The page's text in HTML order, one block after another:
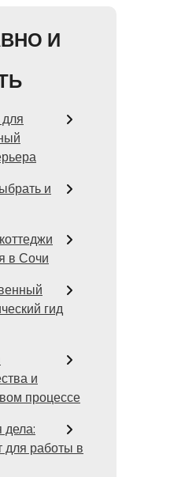
И
и
в Сочи
гид
и
процессе
дела:
работы в